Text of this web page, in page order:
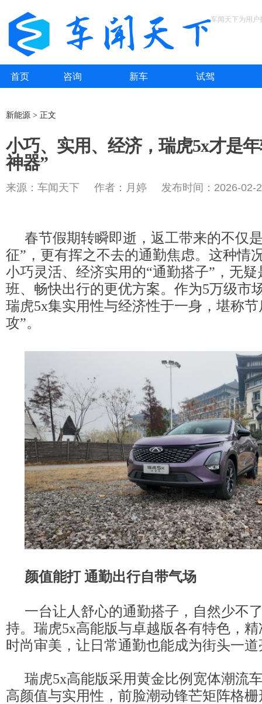
车闻天下为用户
首页 咨询 新车 试驾
新能源 > 正文
小巧、实用、经济，瑞虎5x才是
神器”
来源：车闻天下 作者：月婷 发布时间：2026-02-
春节假期转瞬即逝，返工带来的不仅
征”，更有挥之不去的通勤焦虑。这种情
小巧灵活、经济实用的“通勤搭子”，无
班、畅快出行的更优方案。作为5万级市
瑞虎5x集实用性与经济性于一身，堪称
攻”。
颜值能打 通勤出行自带气场
一台让人舒心的通勤搭子，自然少不
持。瑞虎5x高能版与卓越版各有特色，
时尚审美，让日常通勤也能成为街头一
瑞虎5x高能版采用黄金比例宽体潮流
高颜值与实用性，前脸潮动锋芒矩阵格